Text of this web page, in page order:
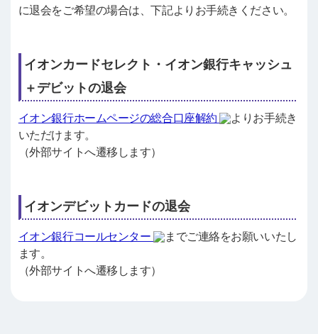
に退会をご希望の場合は、下記よりお手続きください。
イオンカードセレクト・イオン銀行キャッシュ
＋デビットの退会
イオン銀行ホームページの総合口座解約
よりお手続き
いただけます。
（外部サイトへ遷移します）
イオンデビットカードの退会
イオン銀行コールセンター
までご連絡をお願いいたし
ます。
（外部サイトへ遷移します）